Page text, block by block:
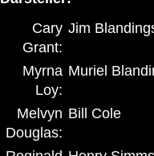
Cary
Grant:
Jim
Myrna
Loy:
Muriel
Melvyn
Douglas:
Bill Cole